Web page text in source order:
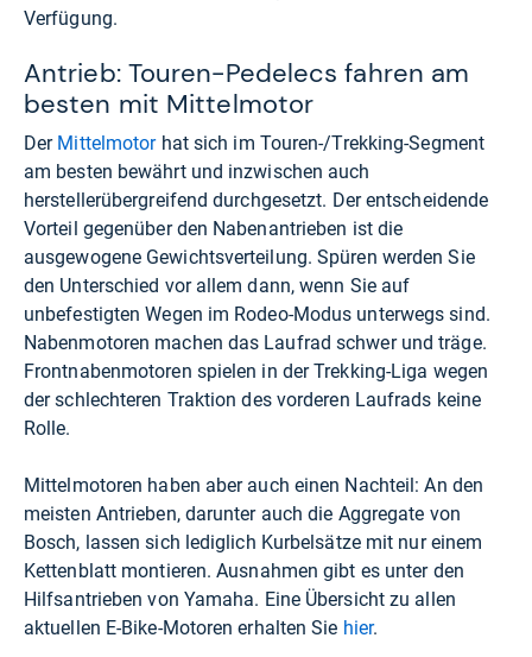
Verfügung.
Antrieb: Touren-Pedelecs fahren am
besten mit Mittelmotor
Der Mittelmotorhat sich im Touren-/Trekking-Segment
am besten bewährt und inzwischen auch
herstellerübergreifend durchgesetzt. Der entscheidende
Vorteil gegenüber den Nabenantrieben ist die
ausgewogene Gewichtsverteilung. Spüren werden Sie
den Unterschied vor allem dann, wenn Sie auf
unbefestigten Wegen im Rodeo-Modus unterwegs sind.
Nabenmotoren machen das Laufrad schwer und träge.
Frontnabenmotoren spielen in der Trekking-Liga wegen
der schlechteren Traktion des vorderen Laufrads keine
Rolle.
Mittelmotoren haben aber auch einen Nachteil: An den
meisten Antrieben, darunter auch die Aggregate von
Bosch, lassen sich lediglich Kurbelsätze mit nur einem
Kettenblatt montieren. Ausnahmen gibt es unter den
Hilfsantrieben von Yamaha. Eine Übersicht zu allen
aktuellen E-Bike-Motoren erhalten Sie hier.